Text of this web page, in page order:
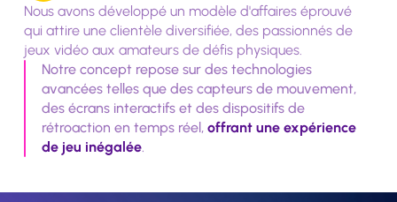
Nous avons développé un modèle d'affaires éprouvé
qui attire une clientèle diversifiée, des passionnés de
jeux vidéo aux amateurs de défis physiques.
Notre concept repose sur des technologies
avancées telles que des capteurs de mouvement,
des écrans interactifs et des dispositifs de
rétroaction en temps réel,offrant une expérience
de jeu inégalée